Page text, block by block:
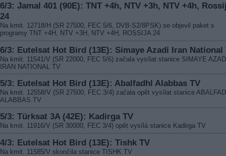
6/3: Jamal 401 (90E): TNT +4h, NTV +3h, NTV +4h,
24
Na kmit. 12718/H (SR 27500, FEC 5/6, DVB-S2/8PSK) se objevil paket s
programy TNT +4H, NTV +3H, NTV +4H, ROSSIJA 24
6/3: Eutelsat Hot Bird (13E): Simaye Azadi Iran National
Na kmit. 11541/V (SR 22000, FEC 5/6) začala vysílat stanice SIMAYE
IRAN NATIONAL TV
5/3: Eutelsat Hot Bird (13E): Abalfadhl Alabbas TV
Na kmit. 12558/V (SR 27500, FEC 3/4) začala opět vysílat stanice
ALABBAS TV
5/3: Türksat 3A (42E): Kadirga TV
Na kmit. 11916/V (SR 30000, FEC 3/4) opět vysílá stanice Kadirga TV
4/3: Eutelsat Hot Bird (13E): Tishk TV
Na kmit. 11585/V skončila stanice TISHK TV